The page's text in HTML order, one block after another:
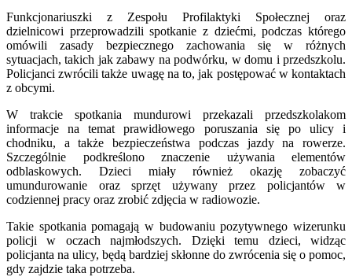
Funkcjonariuszki z Zespołu Profilaktyki Społecznej oraz
dzielnicowi przeprowadzili spotkanie z dziećmi, podczas którego
omówili zasady bezpiecznego zachowania się w różnych
sytuacjach, takich jak zabawy na podwórku, w domu i przedszkolu.
Policjanci zwrócili także uwagę na to, jak postępować w kontaktach
z obcymi.
W trakcie spotkania mundurowi przekazali przedszkolakom
informacje na temat prawidłowego poruszania się po ulicy i
chodniku, a także bezpieczeństwa podczas jazdy na rowerze.
Szczególnie podkreślono znaczenie używania elementów
odblaskowych. Dzieci miały również okazję zobaczyć
umundurowanie oraz sprzęt używany przez policjantów w
codziennej pracy oraz zrobić zdjęcia w radiowozie.
Takie spotkania pomagają w budowaniu pozytywnego wizerunku
policji w oczach najmłodszych. Dzięki temu dzieci, widząc
policjanta na ulicy, będą bardziej skłonne do zwrócenia się o pomoc,
gdy zajdzie taka potrzeba.